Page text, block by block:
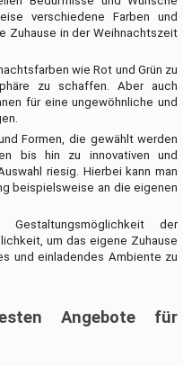
verschiedene Farben und
Zuhause in der Weihnachtszeit
wie Rot und Grün zu
zu schaffen. Aber auch
für eine ungewöhnliche und
Formen, die gewählt werden
bis hin zu innovativen und
riesig. Hierbei kann man
beispielsweise an die eigenen
der
um das eigene Zuhause
und einladendes Ambiente zu
Angebote für